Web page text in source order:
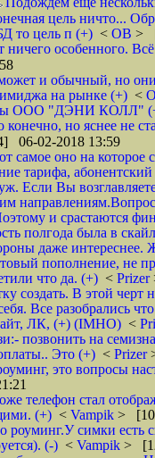
цель ничто...
то цель п (+) < ОВ >
ничего особенного.
и обычный, но они
на рынке (+) <
ООО "ДЭНИ КОЛЛ"
конечно, но яснее не
06-02-2018 13:59
самое оно на которое
тарифа,
Если Вы
направлениям.Вопрос
и срастаются
полгода была в
даже
пополнение, не
что да. (+) < Prizer
создать. В этой черт
Все разобрались
ЛК, (+) (IMHO) <
позвонить на
Это (+) < Prizer
это вопросы
телефон стал
(+) < Vampik >
роуминг.У симки есть
(-) < Vampik >